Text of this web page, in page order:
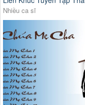
Nhiều ca sĩ